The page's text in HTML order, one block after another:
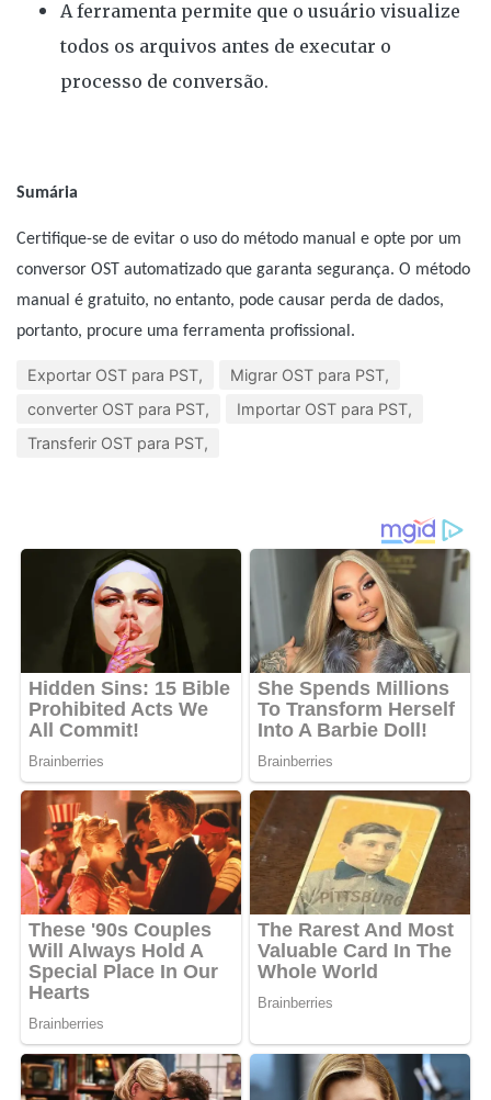
A ferramenta permite que o usuário visualize
todos os arquivos antes de executar o
processo de conversão.
Sumária
Certifique-se de evitar o uso do método manual e opte por um
conversor OST automatizado que garanta segurança. O método
manual é gratuito, no entanto, pode causar perda de dados,
portanto, procure uma ferramenta profissional.
Exportar OST para PST,
Migrar OST para PST,
converter OST para PST,
Importar OST para PST,
Transferir OST para PST,